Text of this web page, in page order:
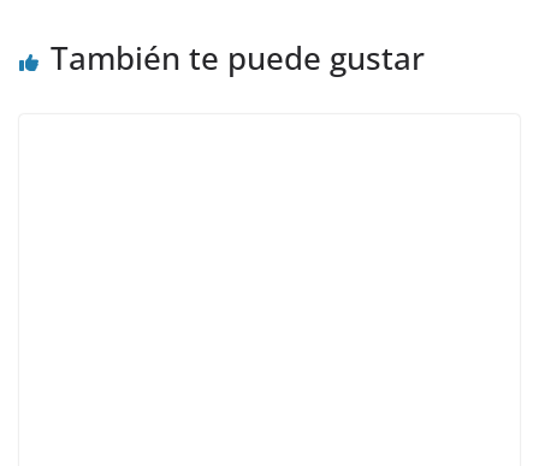
También te puede gustar